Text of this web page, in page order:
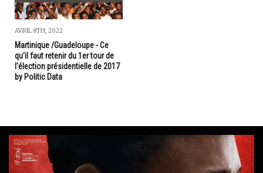
AVRIL 8TH, 2022
Martinique /Guadeloupe - Ce
qu'il faut retenir du 1er tour de
l'élection présidentielle de 2017
by Politic Data